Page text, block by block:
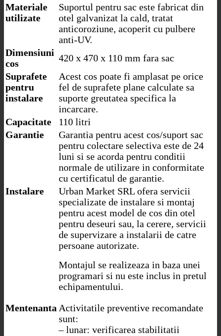
Materiale
utilizate
Suportul pentru sac este fabricat din
otel galvanizat la cald, tratat
anticoroziune, acoperit cu pulbere
anti-UV.
Dimensiuni
cos
420 x 470 x 110 mm fara sac
Suprafete
pentru
instalare
Acest cos poate fi amplasat pe orice
fel de suprafete plane calculate sa
suporte greutatea specifica la
incarcare.
Capacitate
110 litri
Garantie
Garantia pentru acest cos/suport sac
pentru colectare selectiva este de 24
luni si se acorda pentru conditii
normale de utilizare in conformitate
cu certificatul de garantie.
Instalare
Urban Market SRL ofera servicii
specializate de instalare si montaj
pentru acest model de cos din otel
pentru deseuri sau, la cerere, servicii
de supervizare a instalarii de catre
persoane autorizate.
Montajul se realizeaza in baza unei
programari si nu este inclus in pretul
echipamentului.
Mentenanta Activitatile preventive recomandate
sunt:
– lunar: verificarea stabilitatii